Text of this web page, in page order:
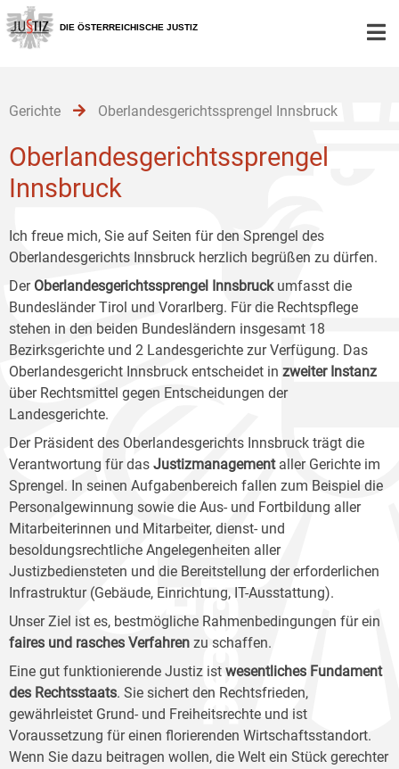
Zur
Hauptnavigation
[1]
Zum
Inhalt
[2]
Zum
Untermenü
[3]
DIE ÖSTERREICHISCHE JUSTIZ
Gerichte Oberlandesgerichtssprengel Innsbruck
Oberlandesgerichtssprengel
Innsbruck
Ich freue mich, Sie auf Seiten für den Sprengel des
Oberlandesgerichts Innsbruck herzlich begrüßen zu dürfen.
Der Oberlandesgerichtssprengel Innsbruckumfasst die
Bundesländer Tirol und Vorarlberg. Für die Rechtspflege
stehen in den beiden Bundesländern insgesamt 18
Bezirksgerichte und 2 Landesgerichte zur Verfügung. Das
Oberlandesgericht Innsbruck entscheidet in zweiter Instanz
über Rechtsmittel gegen Entscheidungen der
Landesgerichte.
Der Präsident des Oberlandesgerichts Innsbruck trägt die
Verantwortung für das Justizmanagementaller Gerichte im
Sprengel. In seinen Aufgabenbereich fallen zum Beispiel die
Personalgewinnung sowie die Aus- und Fortbildung aller
Mitarbeiterinnen und Mitarbeiter, dienst- und
besoldungsrechtliche Angelegenheiten aller
Justizbediensteten und die Bereitstellung der erforderlichen
Infrastruktur (Gebäude, Einrichtung, IT-Ausstattung).
Unser Ziel ist es, bestmögliche Rahmenbedingungen für ein
faires und rasches Verfahren zu schaffen.
Eine gut funktionierende Justiz ist wesentliches Fundament
des Rechtsstaats. Sie sichert den Rechtsfrieden,
gewährleistet Grund- und Freiheitsrechte und ist
Voraussetzung für einen florierenden Wirtschaftsstandort.
Wenn Sie dazu beitragen wollen, die Welt ein Stück gerechter